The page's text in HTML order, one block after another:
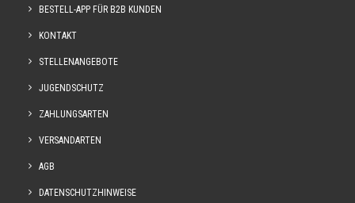
BESTELL-APP FÜR B2B KUNDEN
KONTAKT
STELLENANGEBOTE
JUGENDSCHUTZ
ZAHLUNGSARTEN
VERSANDARTEN
AGB
DATENSCHUTZHINWEISE